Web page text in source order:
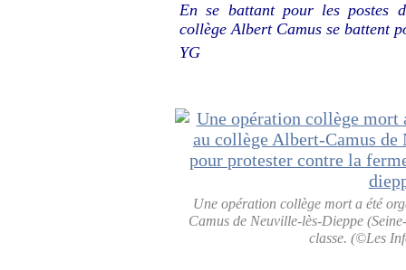
En se battant pour les postes
collège Albert Camus se battent
YG
Une opération collège mort a été
Camus de Neuville-lès-Dieppe
classe. (©Les